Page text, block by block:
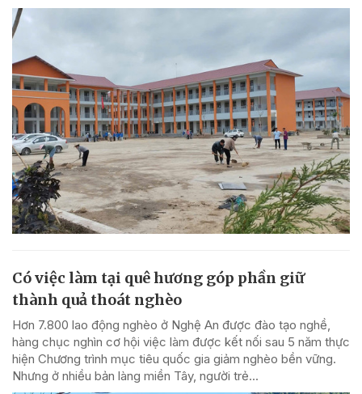
Có việc làm tại quê hương góp phần giữ
thành quả thoát nghèo
Hơn 7.800 lao động nghèo ở Nghệ An được đào tạo nghề,
hàng chục nghìn cơ hội việc làm được kết nối sau 5 năm thực
hiện Chương trình mục tiêu quốc gia giảm nghèo bền vững.
Nhưng ở nhiều bản làng miền Tây, người trẻ...